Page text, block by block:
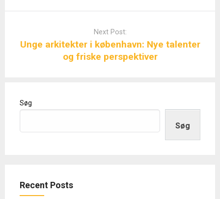
Next Post:
Unge arkitekter i københavn: Nye talenter
og friske perspektiver
Søg
Søg
Recent Posts